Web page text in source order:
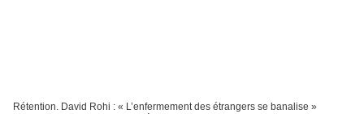
Rétention. David Rohi : « L’enfermement des étrangers se banalise »